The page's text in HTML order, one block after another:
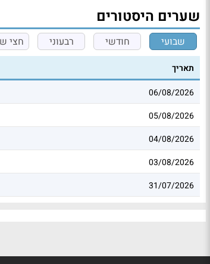
שערים היסטורים
שבועי חודשי רבעוני חצי
תאריך
06/08/2026
05/08/2026
04/08/2026
03/08/2026
31/07/2026